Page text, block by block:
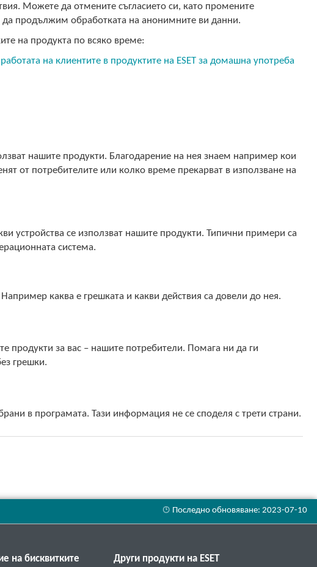
Можете да отмените съгласието си, като промените
продължим обработката на анонимните ви данни.
на продукта по всяко време:
на клиентите в продуктите на ESET за домашна употреба
нашите продукти. Благодарение на нея знаем например кои
от потребителите или колко време прекарват в използване на
устройства се използват нашите продукти. Типични примери са
система.
каква е грешката и какви действия са довели до нея.
за вас – нашите потребители. Помага ни да ги
грешки.
в програмата. Тази информация не се споделя с трети страни.
на бисквитките Други продукти на ESET